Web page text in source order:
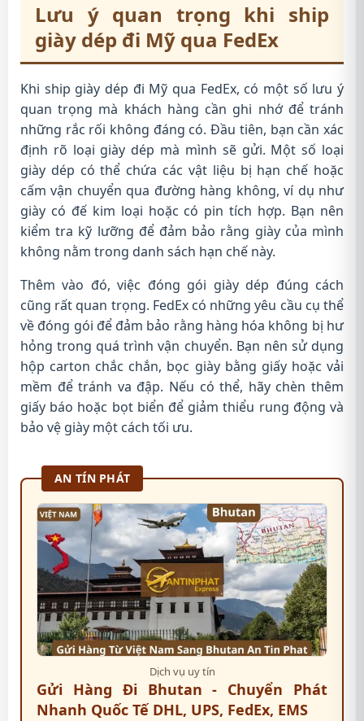
Lưu ý quan trọng khi ship
giày dép đi Mỹ qua FedEx
Khi ship giày dép đi Mỹ qua FedEx, có một số lưu ý
quan trọng mà khách hàng cần ghi nhớ để tránh
những rắc rối không đáng có. Đầu tiên, bạn cần xác
định rõ loại giày dép mà mình sẽ gửi. Một số loại
giày dép có thể chứa các vật liệu bị hạn chế hoặc
cấm vận chuyển qua đường hàng không, ví dụ như
giày có đế kim loại hoặc có pin tích hợp. Bạn nên
kiểm tra kỹ lưỡng để đảm bảo rằng giày của mình
không nằm trong danh sách hạn chế này.
Thêm vào đó, việc đóng gói giày dép đúng cách
cũng rất quan trọng. FedEx có những yêu cầu cụ thể
về đóng gói để đảm bảo rằng hàng hóa không bị hư
hỏng trong quá trình vận chuyển. Bạn nên sử dụng
hộp carton chắc chắn, bọc giày bằng giấy hoặc vải
mềm để tránh va đập. Nếu có thể, hãy chèn thêm
giấy báo hoặc bọt biển để giảm thiểu rung động và
bảo vệ giày một cách tối ưu.
AN TÍN PHÁT
Dịch vụ uy tín
Gửi Hàng Đi Bhutan - Chuyển Phát
Nhanh Quốc Tế DHL, UPS, FedEx, EMS